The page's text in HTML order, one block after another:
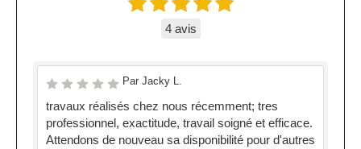
4 avis
Par Jacky L.
travaux réalisés chez nous récemment; tres
professionnel, exactitude, travail soigné et efficace.
Attendons de nouveau sa disponibilité pour d'autres